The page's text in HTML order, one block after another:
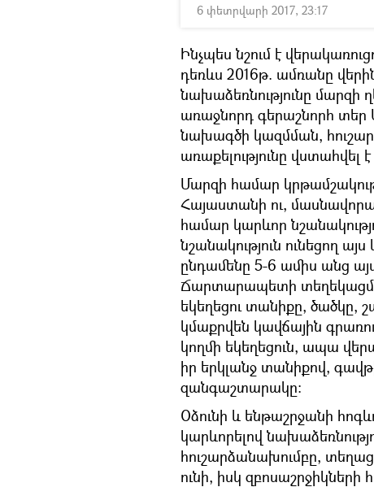
6 փետրվարի 2017, 23:17
Ինչպես նշում է
դեռևս 2016թ. ամռանը
նախաձեռնությունը մարզի
առաջնորդ գերաշնորհ տեր
նախագծի կազմման,
առաքելությունը վստահվել
Մարզի համար
Հայաստանի ու,
համար կարևոր
նշանակություն ունեցող
ընդամենը 5-6 ամիս անց
Ճարտարապետի
եկեղեցու տանիքը, ծածկը,
կմաքրվեն կավճային
կողմի եկեղեցուն, ապա
իր երկլանջ տանիքով,
զանգաշտարակը:
Օձունի և ենթաշրջանի
կարևորելով
հուշարձանախումբը,
ունի, իսկ